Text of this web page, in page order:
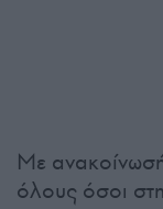
Με
όλους όσοι